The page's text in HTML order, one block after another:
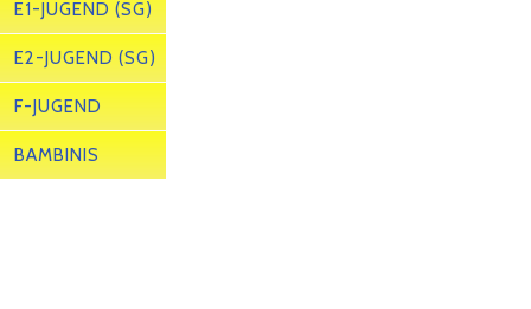
E1-JUGEND (SG)
E2-JUGEND (SG)
F-JUGEND
BAMBINIS